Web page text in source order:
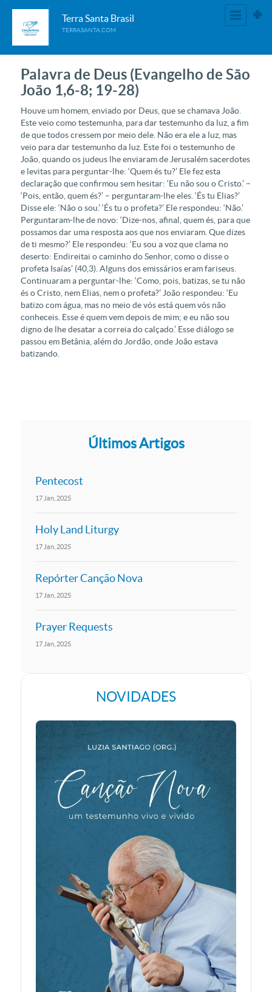
Terra Santa Brasil
TERRASANTA.COM
Palavra de Deus (Evangelho de São
João 1,6-8; 19-28)
Houve um homem, enviado por Deus, que se chamava João.
Este veio como testemunha, para dar testemunho da luz, a fim
de que todos cressem por meio dele. Não era ele a luz, mas
veio para dar testemunho da luz. Este foi o testemunho de
João, quando os judeus lhe enviaram de Jerusalém sacerdotes
e levitas para perguntar-lhe: ‘Quem és tu?’ Ele fez esta
declaração que confirmou sem hesitar: ‘Eu não sou o Cristo.’ –
‘Pois, então, quem és?’ – perguntaram-lhe eles. ‘És tu Elias?’
Disse ele: ‘Não o sou.’ ‘És tu o profeta?’ Ele respondeu: ‘Não.’
Perguntaram-lhe de novo: ‘Dize-nos, afinal, quem és, para que
possamos dar uma resposta aos que nos enviaram. Que dizes
de ti mesmo?’ Ele respondeu: ‘Eu sou a voz que clama no
deserto: Endireitai o caminho do Senhor, como o disseo
profeta Isaías’ (40,3). Alguns dos emissários eram fariseus.
Continuaram a perguntar-lhe: ‘Como, pois, batizas, se tu não
és o Cristo, nem Elias, nem o profeta?’ João respondeu: ‘Eu
batizo com água, mas no meio de vós estáquem vós não
conheceis. Esse é quem vem depois de mim; e eu não sou
digno de lhe desatar a correia do calçado.’ Esse diálogo se
passou em Betânia, além do Jordão, onde João estava
batizando.
Últimos Artigos
Pentecost
17 Jan 2025
Holy Land Liturgy
17 Jan 2025
Repórter Canção Nova
17 Jan 2025
Prayer Requests
17 Jan 2025
NOVIDADES